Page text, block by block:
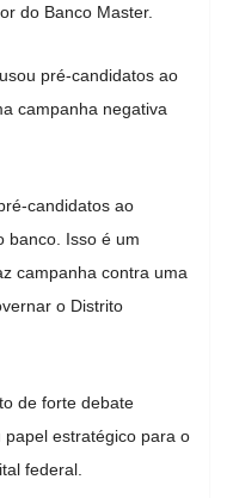
do Banco Master.
pré-candidatos ao
campanha negativa
candidatos ao
banco. Isso é um
campanha contra uma
o Distrito
de forte debate
estratégico para o
federal.